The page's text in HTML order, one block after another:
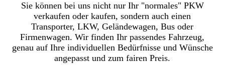
Sie können bei uns nicht nur Ihr "normales" PKW
verkaufen oder kaufen, sondern auch einen
Transporter, LKW, Geländewagen, Bus oder
Firmenwagen. Wir finden Ihr passendes Fahrzeug,
genau auf Ihre individuellen Bedürfnisse und Wünsche
angepasst und zum fairen Preis.